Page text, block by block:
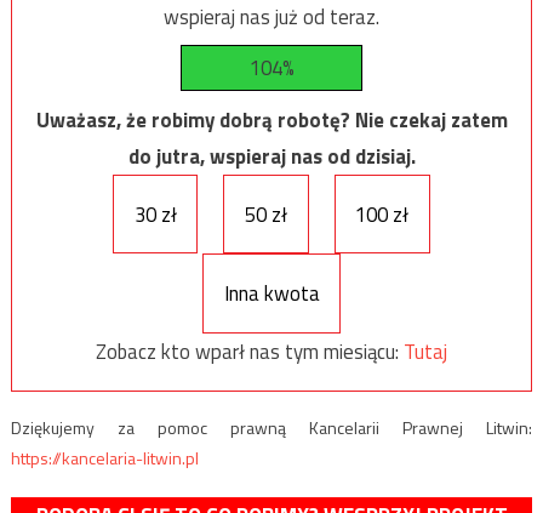
wspieraj nas już od teraz.
104%
Uważasz, że robimy dobrą robotę? Nie czekaj zatem
do jutra, wspieraj nas od dzisiaj.
30 zł
50 zł 100 zł
Inna kwota
Zobacz kto wparł nas tym miesiącu: Tutaj
Dziękujemy za pomoc prawną Kancelarii Prawnej Litwin:
https://kancelaria-litwin.pl